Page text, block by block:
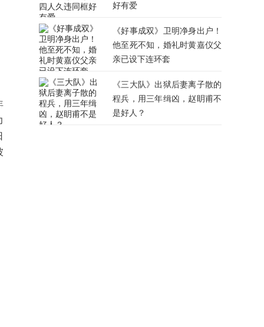
好有爱
《好事成双》卫明净身出户！
他至死不知，婚礼时黄嘉仪父
亲已设下连环套
《三大队》出狱后妻离子散的
程兵，用三年缉凶，赵眀甫不
是好人？